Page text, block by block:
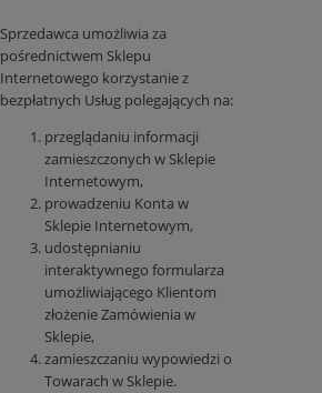
Sprzedawca umożliwia za
pośrednictwem Sklepu
Internetowego korzystanie z
bezpłatnych Usług polegających na:
przeglądaniu informacji
zamieszczonych w Sklepie
Internetowym,
prowadzeniu Konta w
Sklepie Internetowym,
udostępnianiu
interaktywnego formularza
umożliwiającego Klientom
złożenie Zamówienia w
Sklepie,
zamieszczaniu wypowiedzi o
Towarach w Sklepie.